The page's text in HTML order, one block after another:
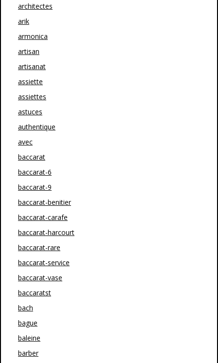
architectes
arik
armonica
artisan
artisanat
assiette
assiettes
astuces
authentique
avec
baccarat
baccarat-6
baccarat-9
baccarat-benitier
baccarat-carafe
baccarat-harcourt
baccarat-rare
baccarat-service
baccarat-vase
baccaratst
bach
bague
baleine
barber